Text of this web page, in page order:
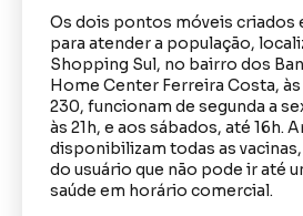
Os dois pontos móveis criados
para atender a população,
Shopping Sul, no bairro dos
Home Center Ferreira Costa,
230, funcionam de segunda a
às 21h, e aos sábados, até 16h.
disponibilizam todas as
do usuário que não pode ir até
saúde em horário comercial.